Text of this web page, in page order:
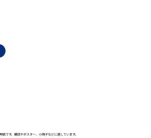
す。雑誌やポスター、小冊子などに適しています。